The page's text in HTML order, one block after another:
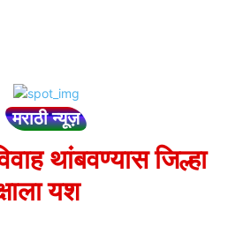
मराठी न्यूज़
थांबवण्यास जिल्हा
यश